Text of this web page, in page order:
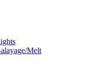
Melt